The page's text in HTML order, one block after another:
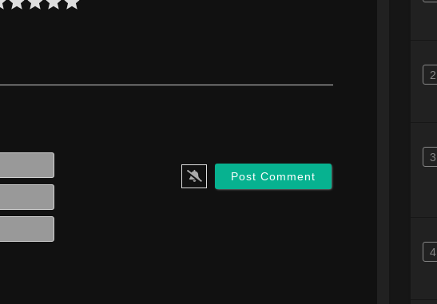
Name*
Email*
Website
2
3
4